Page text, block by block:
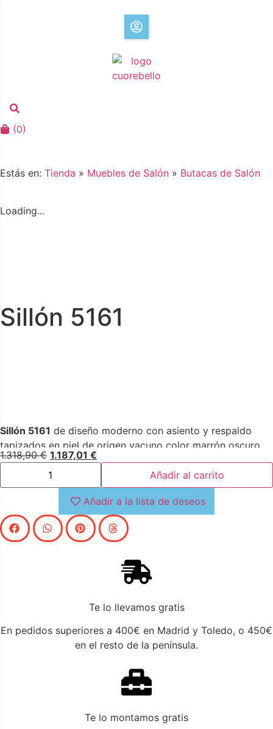
(0)
Estás en: Tienda » Muebles de Salón » Butacas de Salón
Loading...
Sillón 5161
Sillón 5161 de diseño moderno con asiento y respaldo
tapizados en piel de origen vacuno color marrón oscuro.
Tanto por su estilo, como por sus patas de acero
inoxidable lacado efecto metalizado, este sillón es la
combinación perfecta entre diseño y confort.
1.318,90€ 1.187,01 €
Añadir al carrito
Añadir a la lista de deseos
Te lo llevamos gratis
En pedidos superiores a 400€ en Madrid y Toledo, o 450€
en el resto de la península.
Te lo montamos gratis